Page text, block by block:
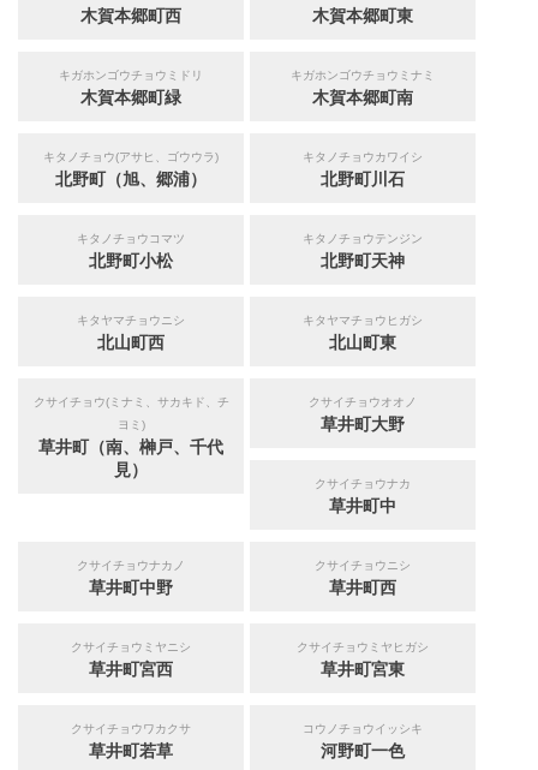
木賀本郷町西 木賀本郷町東
キガホンゴウチョウミドリ
木賀本郷町緑
キガホンゴウチョウミナミ
木賀本郷町南
キタノチョウ(アサヒ、ゴウウラ)
北野町（旭、郷浦）
キタノチョウカワイシ
北野町川石
キタノチョウコマツ
北野町小松
キタノチョウテンジン
北野町天神
キタヤマチョウニシ
北山町西
キタヤマチョウヒガシ
北山町東
クサイチョウ(ミナミ、サカキド、チ
ヨミ)
草井町（南、榊戸、千代
見）
クサイチョウオオノ
草井町大野
クサイチョウナカ
草井町中
クサイチョウナカノ
草井町中野
クサイチョウニシ
草井町西
クサイチョウミヤニシ
草井町宮西
クサイチョウミヤヒガシ
草井町宮東
クサイチョウワカクサ
草井町若草
コウノチョウイッシキ
河野町一色